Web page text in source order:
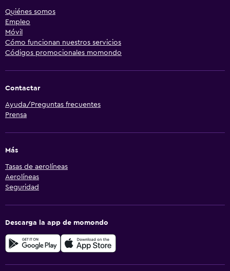
Quiénes somos
Empleo
Móvil
Cómo funcionan nuestros servicios
Códigos promocionales momondo
Contactar
Ayuda/Preguntas frecuentes
Prensa
Más
Tasas de aerolíneas
Aerolíneas
Seguridad
Descarga la app de momondo